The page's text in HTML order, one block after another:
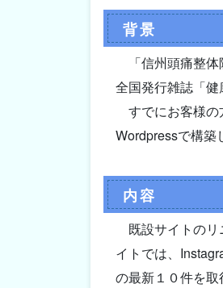
背景
「信州頭痛整
全国発行雑誌「健
すでにお客様
Wordpressで構築
内容
既設サイトの
イトでは、
の最新１０件を取